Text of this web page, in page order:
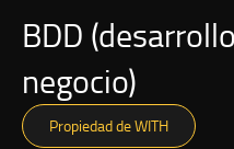
BDD
negocio)
Propiedad de WITH